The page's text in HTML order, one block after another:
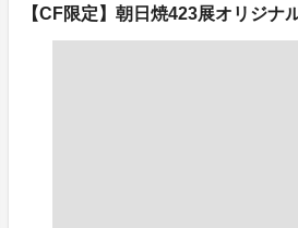
【CF限定】朝日焼423展オリジナ